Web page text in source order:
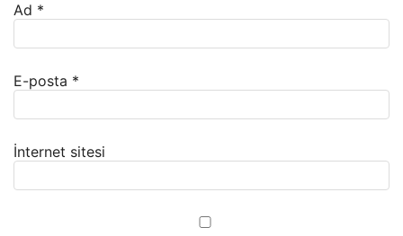
Ad *
E-posta *
İnternet sitesi